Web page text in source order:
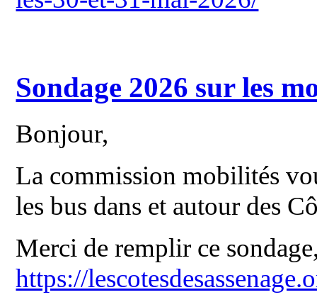
Sondage 2026 sur les
Bonjour,
La commission mobilités
les bus dans et autour des
Merci de remplir ce
https://